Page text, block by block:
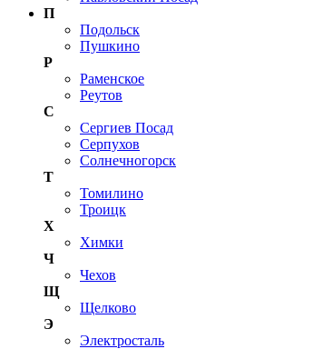
П
Подольск
Пушкино
Р
Раменское
Реутов
С
Сергиев Посад
Серпухов
Солнечногорск
Т
Томилино
Троицк
Х
Химки
Ч
Чехов
Щ
Щелково
Э
Электросталь